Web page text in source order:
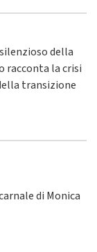
della
racconta la crisi
transizione
di Monica